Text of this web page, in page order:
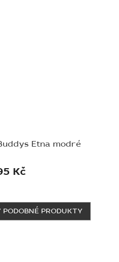
Etna modré
Kč
PRODUKTY